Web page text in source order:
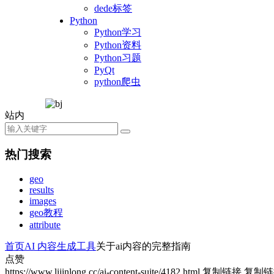
dede标签
Python
Python学习
Python资料
Python习题
PyQt
python爬虫
站内
热门搜索
geo
results
images
geo教程
attribute
首页AI 内容生成工具关于ai内容的完整指南
点赞